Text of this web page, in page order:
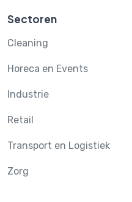
Sectoren
Cleaning
Horeca en Events
Industrie
Retail
Transport en Logistiek
Zorg